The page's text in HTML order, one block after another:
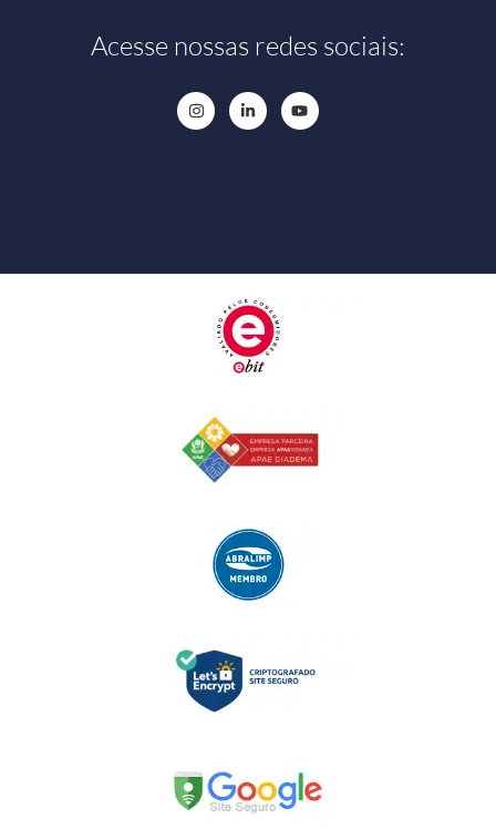
Acesse nossas redes sociais: